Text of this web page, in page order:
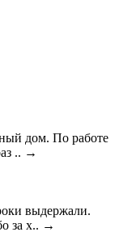
дом. По работе
.. →
выдержали.
за х.. →